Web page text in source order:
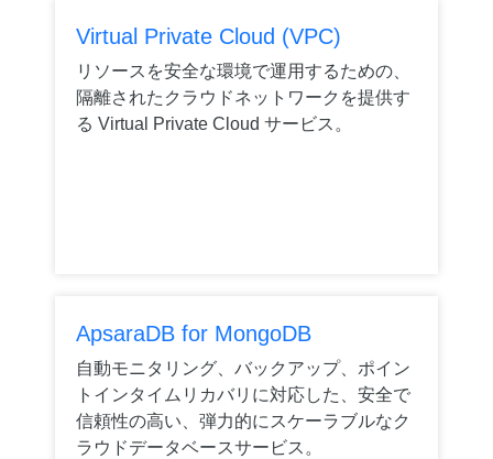
Virtual Private Cloud (VPC)
リソースを安全な環境で運用するための、
隔離されたクラウドネットワークを提供す
る Virtual Private Cloud サービス。
ApsaraDB for MongoDB
自動モニタリング、バックアップ、ポイン
トインタイムリカバリに対応した、安全で
信頼性の高い、弾力的にスケーラブルなク
ラウドデータベースサービス。